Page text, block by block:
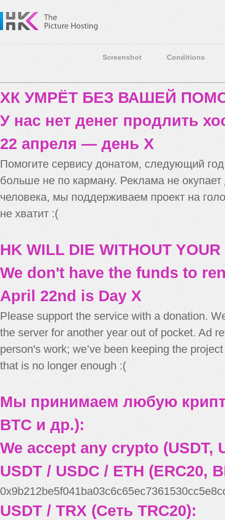
Screenshot Conditions
ХК УМРЁТ БЕЗ ВАШЕЙ
У нас нет денег продлить
22 апреля — день X
Помогите сервису донатом, следующий
больше не по карману. Реклама не
человека, мы поддерживаем проект на
не хватит :(
HK WILL DIE WITHOUT
We don't have the funds to
April 22nd is Day X
Please support the service with a donation.
the server for another year out of pocket. Ad
person's work; we’ve been keeping the
that is no longer enough :(
Мы принимаем любую
BTC и др.):
We accept any crypto (USDT,
USDT / USDC / ETH (ERC20,
USDT / TRX (Сеть TRC20):